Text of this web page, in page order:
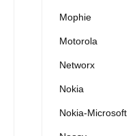
Mophie
Motorola
Networx
Nokia
Nokia-Microsoft